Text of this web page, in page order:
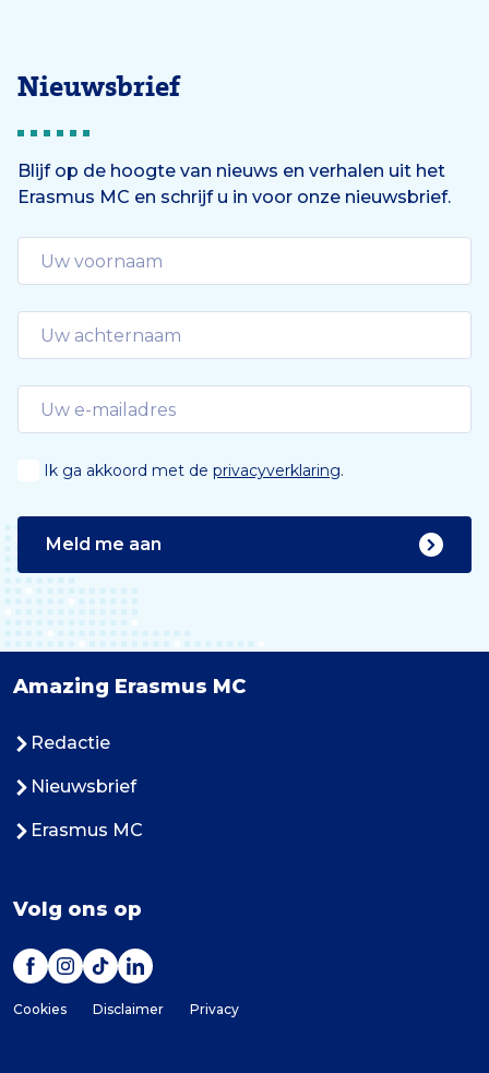
Nieuwsbrief
Blijf op de hoogte van nieuws en verhalen uit het
Erasmus MC en schrijf u in voor onze nieuwsbrief.
Ik ga akkoord met de privacyverklaring.
Meld me aan
Amazing Erasmus MC
Redactie
Nieuwsbrief
Erasmus MC
Volg ons op
Cookies Disclaimer Privacy